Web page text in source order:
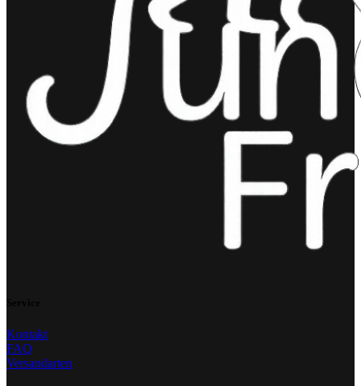
Kontakt
FAQ
Versandarten